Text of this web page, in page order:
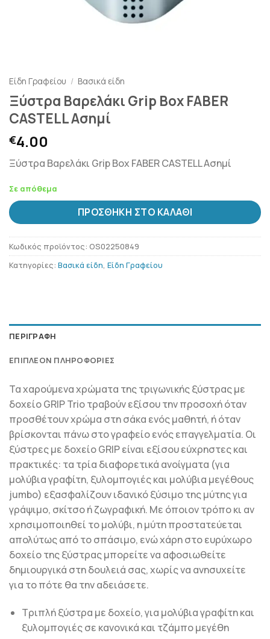
Είδη Γραφείου / Βασικά είδη
Ξύστρα Βαρελάκι Grip Box FABER
CASTELL Ασημί
€4.00
Ξύστρα Βαρελάκι Grip Box FABER CASTELL Ασημί
Σε απόθεμα
ΠΡΟΣΘΉΚΗ ΣΤΟ ΚΑΛΆΘΙ
Κωδικός προϊόντος: OS02250849
Κατηγορίες: Βασικά είδη, Είδη Γραφείου
ΠΕΡΙΓΡΑΦΉ
ΕΠΙΠΛΈΟΝ ΠΛΗΡΟΦΟΡΊΕΣ
Τα χαρούμενα χρώματα της τριγωνικής ξύστρας με
δοχείο GRIP Trio τραβούν εξίσου την προσοχή όταν
προσθέτουν χρώμα στη σάκα ενός μαθητή, ή όταν
βρίσκονται πάνω στο γραφείο ενός επαγγελματία. Οι
ξύστρες με δοχείο GRIP είναι εξίσου εύχρηστες και
πρακτικές: τα τρία διαφορετικά ανοίγματα (για
μολύβια γραφίτη, ξυλομπογιές και μολύβια μεγέθους
jumbo) εξασφαλίζουν ιδανικό ξύσιμο της μύτης για
γράψιμο, σκίτσο ή ζωγραφική. Με όποιον τρόπο κι αν
χρησιμοποιηθεί το μολύβι, η μύτη προστατεύεται
απολύτως από το σπάσιμο, ενώ χάρη στο ευρύχωρο
δοχείο της ξύστρας μπορείτε να αφοσιωθείτε
δημιουργικά στη δουλειά σας, χωρίς να ανησυχείτε
για το πότε θα την αδειάσετε.
Τριπλή ξύστρα με δοχείο, για μολύβια γραφίτη και
ξυλομπογιές σε κανονικά και τζάμπο μεγέθη